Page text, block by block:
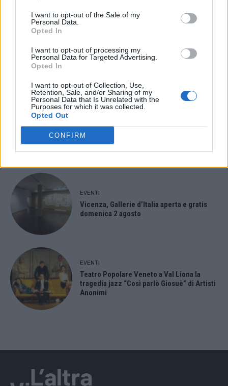
I want to opt-out of the Sale of my
Personal Data.
Opted In
I want to opt-out of processing my
Personal Data for Targeted Advertising.
Opted In
I want to opt-out of Collection, Use,
Retention, Sale, and/or Sharing of my
Personal Data that Is Unrelated with the
Purposes for which it was collected.
Opted Out
CONFIRM
“Teatro in casa”: il 5 agosto il primo
spettacolo a Marano Vicentino con Maria
Salotti Urbani 2026 al Bixio di Vicenza:
agosto inizia con libri, poesie e musica
EVENTI
Vicenza, Gallerie d’Italia aperta e gratis
domenica 2 agosto
EVENTI
Teatro Popolare Veneto a Val Liona la
tragedia jazz “Così parlò Giosuè” di Artisti
Anonimi